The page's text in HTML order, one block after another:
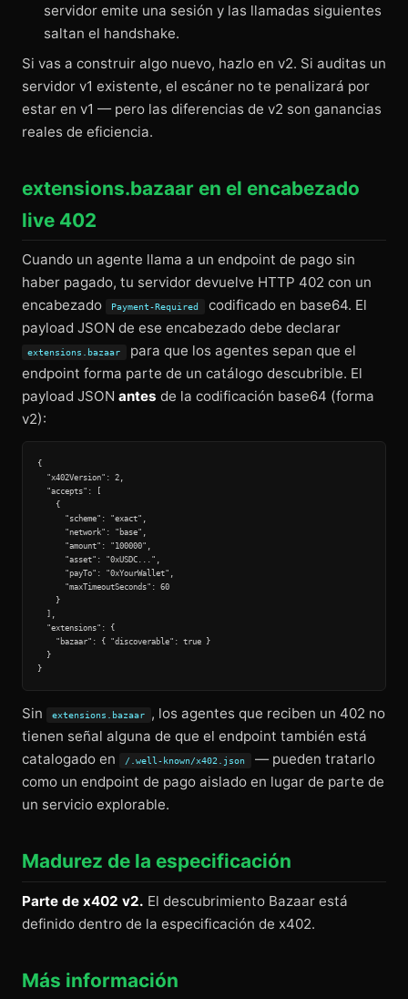
servidor emite una sesión y las llamadas siguientes
saltan el handshake.
Si vas a construir algo nuevo, hazlo en v2. Si auditas un
servidor v1 existente, el escáner no te penalizará por
estar en v1 — pero las diferencias de v2 son ganancias
reales de eficiencia.
extensions.bazaar en el encabezado
live 402
Cuando un agente llama a un endpoint de pago sin
haber pagado, tu servidor devuelve HTTP 402 con un
encabezado
Payment-Required
codificado en base64. El
payload JSON de ese encabezado debe declarar
extensions.bazaar
para que los agentes sepan que el
endpoint forma parte de un catálogo descubrible. El
payload JSON antes de la codificación base64 (forma
v2):
{
  "x402Version": 2,
  "accepts": [
    {
      "scheme": "exact",
      "network": "base",
      "amount": "100000",
      "asset": "0xUSDC...",
      "payTo": "0xYourWallet",
      "maxTimeoutSeconds": 60
    }
  ],
  "extensions": {
    "bazaar": { "discoverable": true }
  }
Sin extensions.bazaar
, los agentes que reciben un 402 no
tienen señal alguna de que el endpoint también está
catalogado en
/.well-known/x402.json
— pueden tratarlo
como un endpoint de pago aislado en lugar de parte de
un servicio explorable.
Madurez de la especificación
Parte de x402 v2. El descubrimiento Bazaar está
definido dentro de la especificación de x402.
Más información